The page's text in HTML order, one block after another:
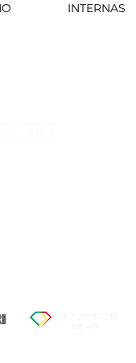
INTERNAS
de Itapemirim -
- 5:30pm